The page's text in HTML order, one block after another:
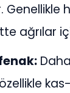
Genellikle
ağrılar